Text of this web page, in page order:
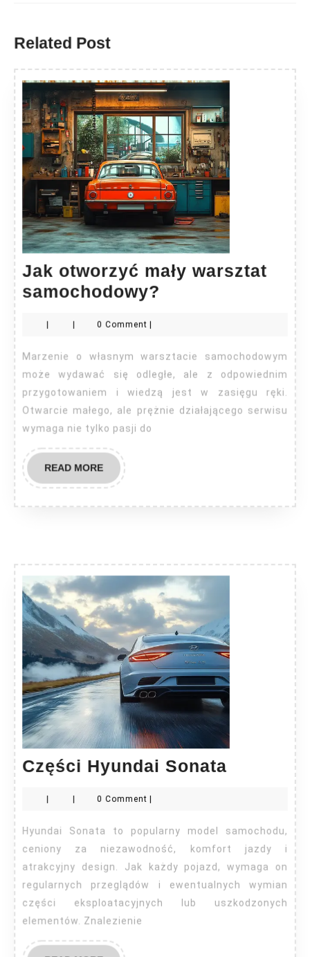
Related Post
Jak otworzyć mały warsztat
samochodowy?
warsztat
samochodowy?
| | 0 Comment |
Marzenie o własnym warsztacie samochodowym
może wydawać się odległe, ale z odpowiednim
przygotowaniem i wiedzą jest w zasięgu ręki.
Otwarcie małego, ale prężnie działającego serwisu
wymaga nie tylko pasji do
READ MOREREAD
MORE
Części Hyundai Sonata
Hyundai
| | 0 Comment |
Hyundai Sonata to popularny model samochodu,
ceniony za niezawodność, komfort jazdy i
atrakcyjny design. Jak każdy pojazd, wymaga on
regularnych przeglądów i ewentualnych wymian
części eksploatacyjnych lub uszkodzonych
elementów. Znalezienie